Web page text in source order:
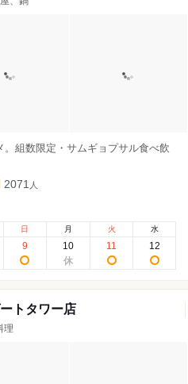
。組数限定・サムギョプサル食べ飲
2071 人
日
9
月
10
火
11
水
12
トタワー店
理